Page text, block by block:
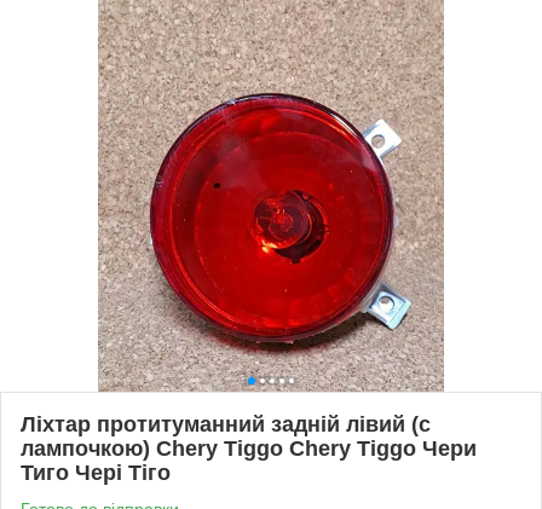
Ліхтар протитуманний задній лівий (с
лампочкою) Chery Tiggo Chery Tiggo Чери
Тиго Чері Тіго